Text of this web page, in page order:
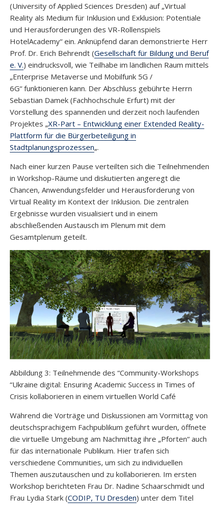
(University of Applied Sciences Dresden) auf „Virtual
Reality als Medium für Inklusion und Exklusion: Potentiale
und Herausforderungen des VR-Rollenspiels
HotelAcademy“ ein. Anknüpfend daran demonstrierte Herr
Prof. Dr. Erich Behrendt (Gesellschaft für Bildung und Beruf
e. V.) eindrucksvoll, wie Teilhabe im ländlichen Raum mittels
„Enterprise Metaverse und Mobilfunk 5G /
6G“ funktionieren kann. Der Abschluss gebührte Herrn
Sebastian Damek (Fachhochschule Erfurt) mit der
Vorstellung des spannenden und derzeit noch laufenden
Projektes „XR-Part – Entwicklung einer Extended Reality-
Plattform für die Bürgerbeteiligung in
Stadtplanungsprozessen„.
Nach einer kurzen Pause verteilten sich die Teilnehmenden
in Workshop-Räume und diskutierten angeregt die
Chancen, Anwendungsfelder und Herausforderung von
Virtual Reality im Kontext der Inklusion. Die zentralen
Ergebnisse wurden visualisiert und in einem
abschließenden Austausch im Plenum mit dem
Gesamtplenum geteilt.
Abbildung 3: Teilnehmende des “Community-Workshops
“Ukraine digital: Ensuring Academic Success in Times of
Crisis kollaborieren in einem virtuellen World Café
Während die Vorträge und Diskussionen am Vormittag von
deutschsprachigem Fachpublikum geführt wurden, öffnete
die virtuelle Umgebung am Nachmittag ihre „Pforten“ auch
für das internationale Publikum. Hier trafen sich
verschiedene Communities, um sich zu individuellen
Themen auszutauschen und zu kollaborieren. Im ersten
Workshop berichteten Frau Dr. Nadine Schaarschmidt und
Frau Lydia Stark (CODIP, TU Dresden) unter dem Titel